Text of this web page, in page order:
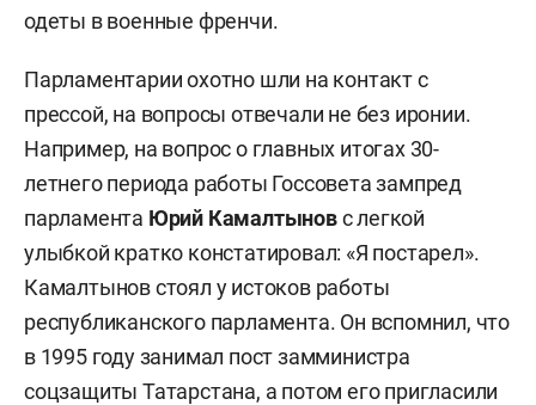
одеты в военные френчи.
Парламентарии охотно шли на контакт с
прессой, на вопросы отвечали не без иронии.
Например, на вопрос о главных итогах 30-
летнего периода работы Госсовета зампред
парламента Юрий Камалтыновс легкой
улыбкой кратко констатировал: «Я постарел».
Камалтынов стоял у истоков работы
республиканского парламента. Он вспомнил, что
в 1995 году занимал пост замминистра
соцзащиты Татарстана, а потом его пригласили